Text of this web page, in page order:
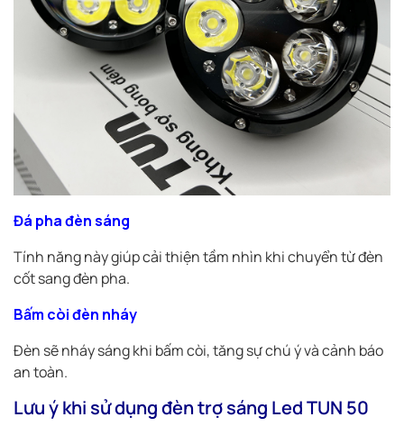
Đá pha đèn sáng
Tính năng này giúp cải thiện tầm nhìn khi chuyển từ đèn
cốt sang đèn pha.
Bấm còi đèn nháy
Đèn sẽ nháy sáng khi bấm còi, tăng sự chú ý và cảnh báo
an toàn.
Lưu ý khi sử dụng đèn trợ sáng Led TUN 50